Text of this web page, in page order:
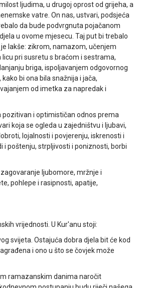
ljudima, u drugoj oprost od grijeha, a
vatre. On nas, ustvari, podsjeća
da bude podvrgnuta pojačanom
u ovome mjesecu. Taj put bi trebalo
lakše: zikrom, namazom, učenjem
licu pri susretu s braćom i sestrama,
briga, ispoljavanjem odgovornog
bi ona bila snažnija i jača,
od imetka za napredak i
pozitivan i optimističan odnos prema
koja se ogleda u zajedništvu i ljubavi,
lojalnosti i povjerenju, iskrenosti i
i poštenju, strpljivosti i poniznosti, borbi
ljubomore, mržnje i
pohlepe i rasipnosti, apatije,
vrijednosti. U Kur'anu stoji:
svijeta. Ostajuća dobra djela bit će kod
i ono u što se čovjek može
ramazanskim danima naročit